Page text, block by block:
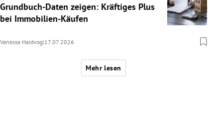
Grundbuch-Daten zeigen: Kräftiges Plus
bei Immobilien-Käufen
Vanessa Haidvogl 17.07.2026
Mehr lesen